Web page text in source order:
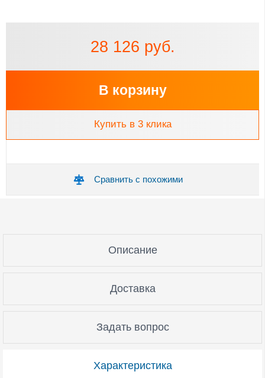
28 126 руб.
В корзину
Купить в 3 клика
Сравнить с похожими
Характеристика
Описание
Доставка
Задать вопрос